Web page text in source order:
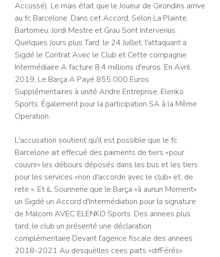
Accussé). Le mais était que le Joueur de Girondins arrive
au fc Barcelone. Dans cet Accord, Selon La Plainte,
Bartomeu, Jordi Mestre et Grau Sont Intervenus.
Quelques Jours plus Tard, le 24 Juillet, l'attaquant a
Sigdé le Contrat Avec le Club et Cette compagnie
Intermédiaire A facture 8,4 millions d'euros. En Avril
2019, Le Barça A Payé 855 000 Euros
Supplémentaires à unité Aridre Entreprise, Elenko
Sports, Également pour la participation SA à la Même
Operation.
L'accusation soutient qu'il est possible que le fc
Barcelone ait effecué des paiments de tiers «pour
couvrir» les débours déposés dans les bus et les tiers
pour les services «non d'accorde avec le club» et, de
rete ». Et iL Sourinene que le Barça «à aunun Moment»
un Sigdé un Accord d'Intermédiation pour la signature
de Malcom AVEC ELENKO Sports. Des annees plus
tard, le club un présenté une déclaration
complémentaire Devant l'agence fiscale des annees
2018-2021 Au desquèlles cees paits «difFérés»